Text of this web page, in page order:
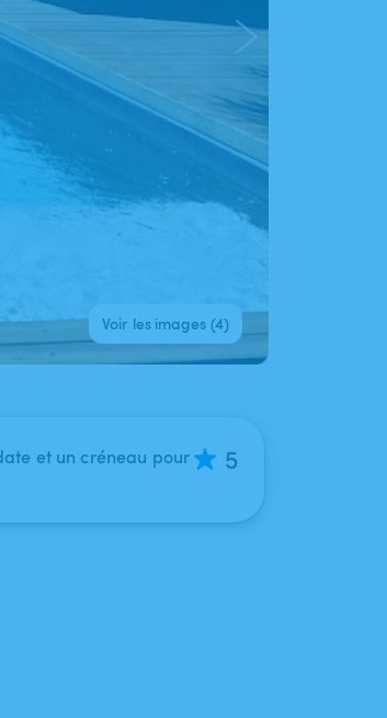
Voir les images (4)
et un créneau pour
5